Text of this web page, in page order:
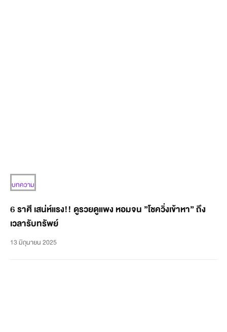
บทความ
6 ราศี เสน่ห์แรง!! ดูรวยดูแพง หอมจน ”โชควิ่งเข้าหา” ถึง
เวลารับทรัพย์
13 มิถุนายน 2025